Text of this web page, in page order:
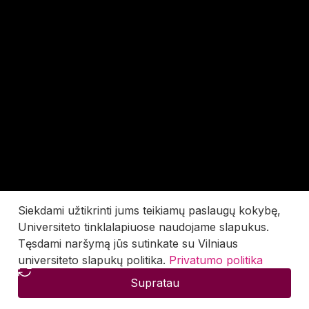
Siekdami užtikrinti jums teikiamų paslaugų kokybę,
Universiteto tinklalapiuose naudojame slapukus.
Tęsdami naršymą jūs sutinkate su Vilniaus
universiteto slapukų politika. Privatumo politika
Supratau